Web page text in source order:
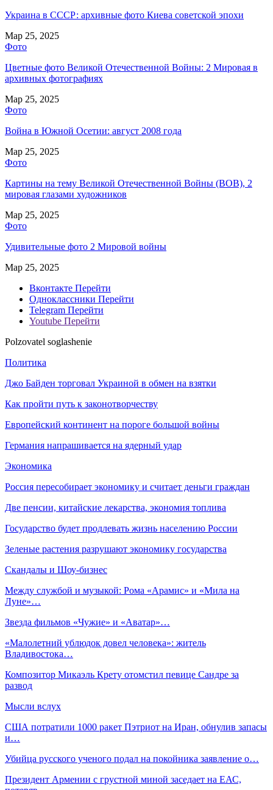
Украина в СССР: архивные фото Киева советской эпохи
Мар 25, 2025
Фото
Цветные фото Великой Отечественной Войны: 2 Мировая в
архивных фотографиях
Мар 25, 2025
Фото
Война в Южной Осетии: август 2008 года
Мар 25, 2025
Фото
Картины на тему Великой Отечественной Войны (ВОВ), 2
мировая глазами художников
Мар 25, 2025
Фото
Удивительные фото 2 Мировой войны
Мар 25, 2025
Вконтакте Перейти
Одноклассники Перейти
Telegram Перейти
Youtube Перейти
Polzovatel soglashenie
Политика
Джо Байден торговал Украиной в обмен на взятки
Как пройти путь к законотворчеству
Европейский континент на пороге большой войны
Германия напрашивается на ядерный удар
Экономика
Россия пересобирает экономику и считает деньги граждан
Две пенсии, китайские лекарства, экономия топлива
Государство будет продлевать жизнь населению России
Зеленые растения разрушают экономику государства
Скандалы и Шоу-бизнес
Между службой и музыкой: Рома «Арамис» и «Мила на
Луне»…
Звезда фильмов «Чужие» и «Аватар»…
«Малолетний ублюдок довел человека»: житель
Владивостока…
Композитор Микаэль Крету отомстил певице Сандре за
развод
Мысли вслух
США потратили 1000 ракет Пэтриот на Иран, обнулив запасы
и…
Убийца русского ученого подал на покойника заявление о…
Президент Армении с грустной миной заседает на ЕАС,